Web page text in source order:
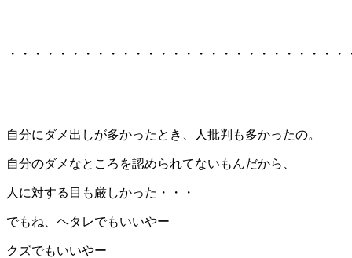
・・・・・・・・・・・・・・・・・・・・・・・・・・
自分にダメ出しが多かったとき、人批判も多かったの。
自分のダメなところを認められてないもんだから、
人に対する目も厳しかった・・・
でもね、ヘタレでもいいやー
クズでもいいやー